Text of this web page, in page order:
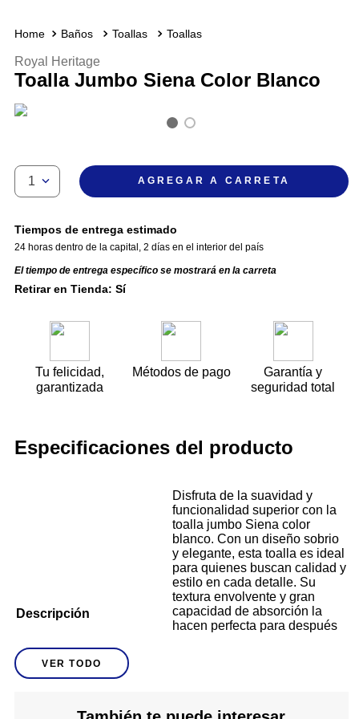
Baños Toallas Toallas
Royal Heritage
Toalla Jumbo Siena Color Blanco
1 AGREGAR A CARRETA
Tiempos de entrega estimado
24 horas dentro de la capital 2 días en el interior del país
El tiempo de entrega específico se mostrará en la carreta
Retirar en Tienda: Sí
Tu felicidad,
garantizada
Métodos de pago
Garantía y
seguridad total
Especificaciones del producto
Descripción
Disfruta de la suavidad y
funcionalidad superior con la
toalla jumbo Siena color
blanco. Con un diseño sobrio
y elegante, esta toalla es ideal
para quienes buscan calidad y
estilo en cada detalle. Su
textura envolvente y gran
capacidad de absorción la
hacen perfecta para después
¡Convierte tu rutina de baño
VER TODO